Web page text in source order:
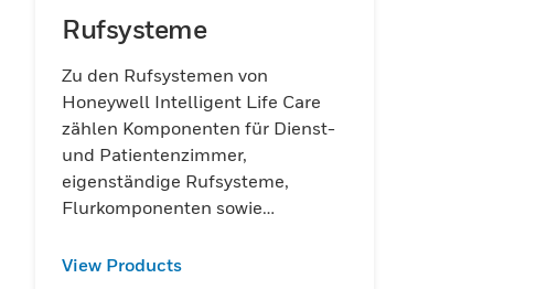
Rufsysteme
Zu den Rufsystemen von
Honeywell Intelligent Life Care
zählen Komponenten für Dienst-
und Patientenzimmer,
eigenständige Rufsysteme,
Flurkomponenten sowie
View Products